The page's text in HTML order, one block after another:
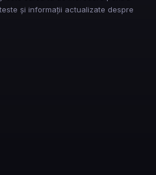
și informații actualizate despre